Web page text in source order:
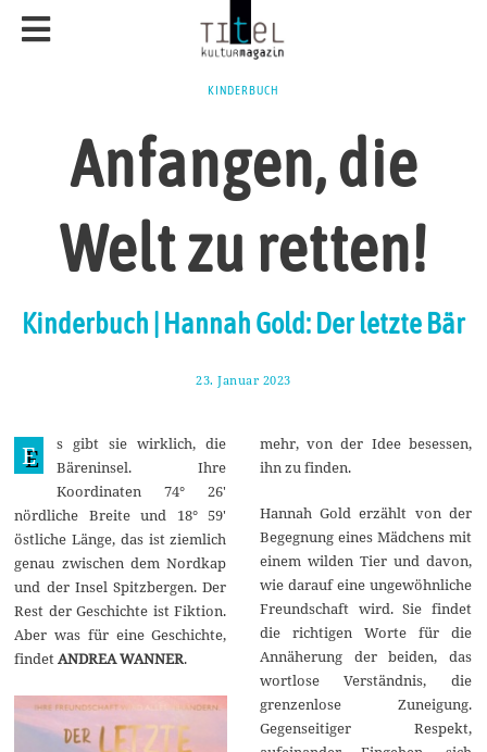
KINDERBUCH
Anfangen, die
Welt zu retten!
Kinderbuch | Hannah Gold: Der letzte Bär
23. Januar 2023
a
u
r
0
2
E
s gibt sie wirklich, die
Bäreninsel. Ihre
Koordinaten 74° 26′
nördliche Breite und 18° 59′
östliche Länge, das ist ziemlich
genau zwischen dem Nordkap
und der Insel Spitzbergen. Der
Rest der Geschichte ist Fiktion.
Aber was für eine Geschichte,
findet ANDREA WANNER.
mehr, von der Idee besessen,
ihn zu finden.
Hannah Gold erzählt von der
Begegnung eines Mädchens mit
einem wilden Tier und davon,
wie darauf eine ungewöhnliche
Freundschaft wird. Sie findet
die richtigen Worte für die
Annäherung der beiden, das
wortlose Verständnis, die
grenzenlose Zuneigung.
Gegenseitiger Respekt,